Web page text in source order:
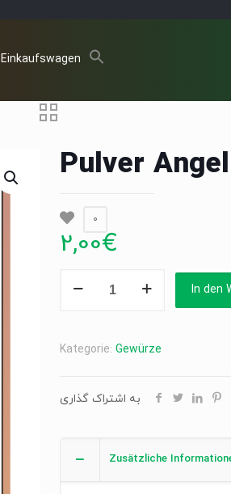
Einkaufswagen
Pulver
0
2,00€
In den
Kategorie: Gewürze
به اشتراک گذاری
Zusätzliche